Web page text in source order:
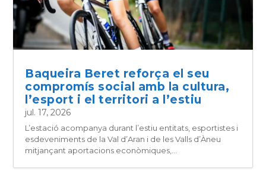
Baqueira Beret reforça el seu
compromís social amb la cultura,
l’esport i el territori a l’estiu
jul. 17, 2026
L’estació acompanya durant l’estiu entitats, esportistes i
esdeveniments de la Val d’Aran i de les Valls d’Àneu
mitjançant aportacions econòmiques,...